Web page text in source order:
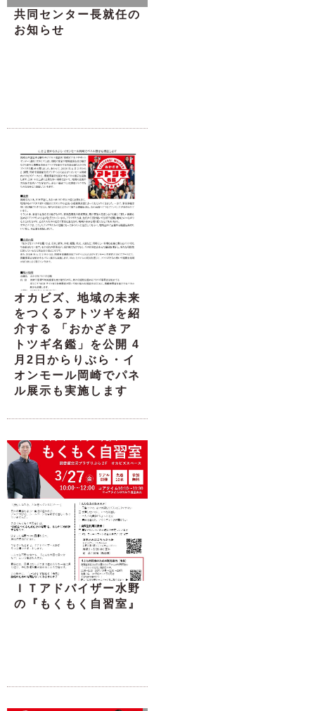
共同センター長就任の
お知らせ
オカビズ、地域の未来
をつくるアトツギを紹
介する 「おかざきア
トツギ名鑑」を公開 4
月2日からりぶら・イ
オンモール岡崎でパネ
ル展示も実施します
ＩＴアドバイザー水野
の『もくもく自習室』